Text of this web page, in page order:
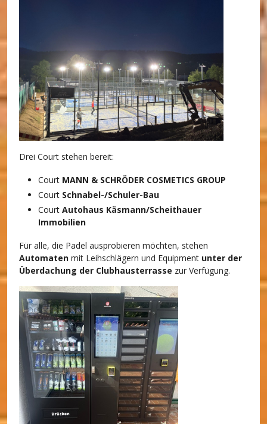
Drei Court stehen bereit:
Court MANN & SCHRÖDER COSMETICS GROUP
Court Schnabel-/Schuler-Bau
Court Autohaus Käsmann/Scheithauer
Immobilien
Für alle, die Padel ausprobieren möchten, stehen
Automaten mit Leihschlägern und Equipment unter der
Überdachung der Clubhausterrasse zur Verfügung.